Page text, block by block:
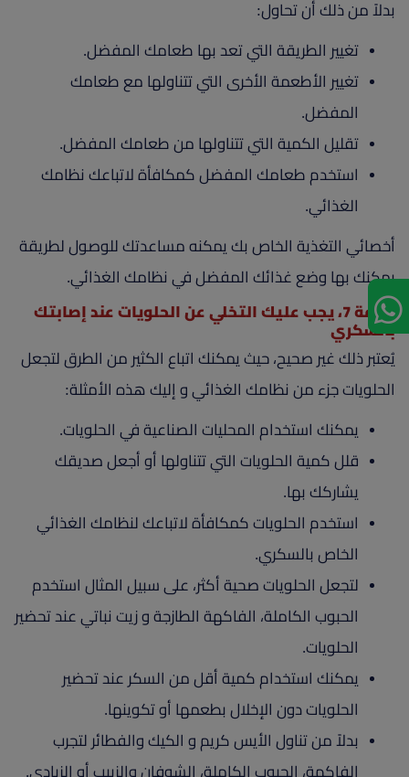
بدلاً من ذلك أن تحاول:
تغيير الطريقة التي تعد بها طعامك المفضل.
تغيير الأطعمة الأخرى التي تتناولها مع طعامك
المفضل.
تقليل الكمية التي تتناولها من طعامك المفضل.
استخدم طعامك المفضل كمكافأة لاتباعك نظامك
الغذائي.
أخصائي التغذية الخاص بك يمكنه مساعدتك للوصول لطريقة
يمكنك بها وضع غذائك المفضل في نظامك الغذائي.
خرافة 7، يجب عليك التخلي عن الحلويات عند إصابتك
بالسكري
يُعتبر ذلك غير صحيح، حيث يمكنك اتباع الكثير من الطرق لتجعل
الحلويات جزء من نظامك الغذائي و إليك هذه الأمثلة:
يمكنك استخدام المحليات الصناعية في الحلويات.
قلل كمية الحلويات التي تتناولها أو أجعل صديقك
يشاركك بها.
استخدم الحلويات كمكافأة لاتباعك لنظامك الغذائي
الخاص بالسكري.
لتجعل الحلويات صحية أكثر، على سبيل المثال استخدم
الحبوب الكاملة، الفاكهة الطازجة و زيت نباتي عند تحضير
الحلويات.
يمكنك استخدام كمية أقل من السكر عند تحضير
الحلويات دون الإخلال بطعمها أو تكوينها.
بدلاً من تناول الأيس كريم و الكيك والفطائر لتجرب
الفاكهة، الحبوب الكاملة، الشوفان والزبيب أو الزبادي.